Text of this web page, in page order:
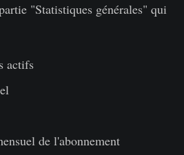
"Statistiques générales" qui
actifs
de l'abonnement